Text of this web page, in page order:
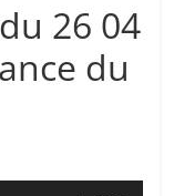
26 04
du